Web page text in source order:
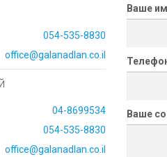
054-535-8830
office@galanadlan.co.il
04-8699534
054-535-8830
office@galanadlan.co.il
Ваше
Ваше